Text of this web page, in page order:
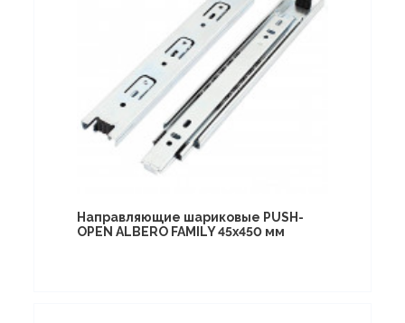
Направляющие шариковые PUSH-
OPEN ALBERO FAMILY 45х450 мм